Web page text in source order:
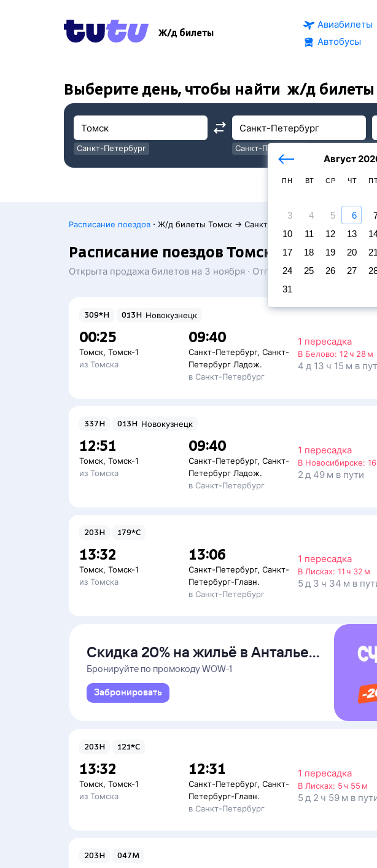
Ж/д билеты
Авиабилеты
Автобусы
Выберите день, чтобы найти ж/д билеты
Санкт-Петербург
Санкт-Петербург
Август
ПН ВТ СР ЧТ
3
4 5 6
10
11 12 13
17
18 19 20 21
24
25 26 27
31
Расписание поездов · Ж/д билеты Томск → Санкт-Петербург
Расписание поездов Томск — Санкт-
Открыта продажа билетов на 3 ноября · Отправление и прибытие
309*Н 013Н Новокузнецк
00:25
Томск, Томск-1
из Томска
09:40
Санкт-Петербург,Санкт-
Петербург Ладож.
в Санкт-Петербург
1 пересадка
В Белово: 12 ч 28 м
4 д 13 ч 15 м в
337Н 013Н Новокузнецк
12:51
Томск, Томск-1
из Томска
09:40
Санкт-Петербург,Санкт-
Петербург Ладож.
в Санкт-Петербург
1 пересадка
В Новосибирске:
2 д 49 м в пути
203Н 179*С
13:32
Томск, Томск-1
из Томска
13:06
Санкт-Петербург,Санкт-
Петербург-Главн.
в Санкт-Петербург
1 пересадка
В Лисках: 11 ч 32 м
5 д 3 ч 34 м в
Скидка 20% на жильё в Анталье
и Даламане
Бронируйте по промокоду WOW-1
Забронировать
203Н 121*С
13:32
Томск, Томск-1
из Томска
12:31
Санкт-Петербург,Санкт-
Петербург-Главн.
в Санкт-Петербург
1 пересадка
В Лисках: 5 ч 55 м
5 д 2 ч 59 м в
203Н 047М